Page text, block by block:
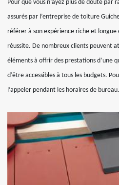
Pour que vous n’ayez plus de doute par
assurés par l’entreprise de toiture
référer à son expérience riche et longue
réussite. De nombreux clients peuvent
éléments à offrir des prestations d’une
d’être accessibles à tous les budgets.
l’appeler pendant les horaires de bureau.